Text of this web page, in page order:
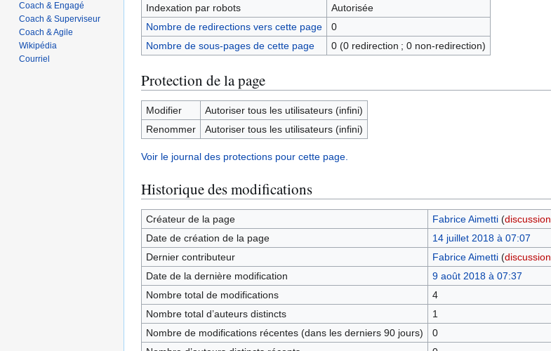
Indexation par robots
Autorisée
Nombre de redirections vers cette page
0
Nombre de sous-pages de cette page
0 (0 redirection ; 0 non-redirection)
Protection de la page
Modifier
Autoriser tous les utilisateurs (infini)
Renommer
Autoriser tous les utilisateurs (infini)
Voir le journal des protections pour cette page.
Historique des modifications
Créateur de la page Fabrice Aimetti (discussion
Date de création de la page
14 juillet 2018 à 07:07
Dernier contributeur
Fabrice Aimetti (discussion
Date de la dernière modification
9 août 2018 à 07:37
Nombre total de modifications
4
Nombre total d’auteurs distincts
1
Nombre de modifications récentes (dans les derniers 90 jours)
0
Coach & Engagé
Coach & Superviseur
Coach & Agile
Wikipédia
Courriel